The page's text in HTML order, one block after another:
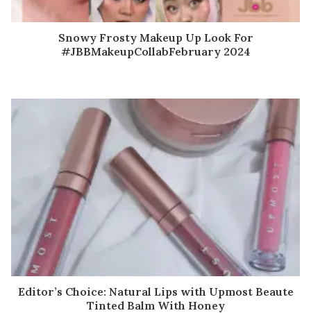
Snowy Frosty Makeup Up Look For
#JBBMakeupCollabFebruary 2024
Editor’s Choice: Natural Lips with Upmost Beaute
Tinted Balm With Honey